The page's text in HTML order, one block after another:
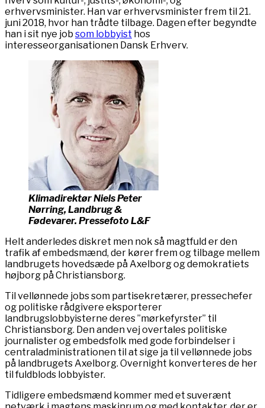
erhvervsminister. Han var erhvervsminister frem til 21.
juni 2018, hvor han trådte tilbage. Dagen efter begyndte
han i sit nye job som lobbyist hos
interesseorganisationen Dansk Erhverv.
Klimadirektør Niels Peter
Nørring, Landbrug &
Fødevarer. Pressefoto L&F
Helt anderledes diskret men nok så magtfuld er den
trafik af embedsmænd, der kører frem og tilbage mellem
landbrugets hovedsæde på Axelborg og demokratiets
højborg på Christiansborg.
Til vellønnede jobs som partisekretærer, pressechefer
og politiske rådgivere eksporterer
landbrugslobbyisterne deres ”mørkefyrster” til
Christiansborg. Den anden vej overtales politiske
journalister og embedsfolk med gode forbindelser i
centraladministrationen til at sige ja til vellønnede jobs
på landbrugets Axelborg. Overnight konverteres de her
til fuldblods lobbyister.
Tidligere embedsmænd kommer med et suverænt